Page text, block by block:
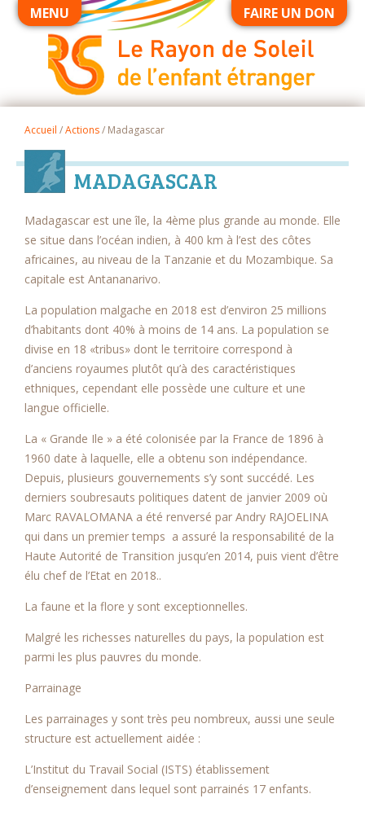
FAIRE UN DON
MENU
Accueil /Actions/ Madagascar
MADAGASCAR
Madagascar est une île, la 4ème plus grande au monde. Elle
se situe dans l’océan indien, à 400 km à l’est des côtes
africaines, au niveau de la Tanzanie et du Mozambique. Sa
capitale est Antananarivo.
La population malgache en 2018 est d’environ 25 millions
d’habitants dont 40% à moins de 14 ans. La population se
divise en 18 «tribus» dont le territoire correspond à
d’anciens royaumes plutôt qu’à des caractéristiques
ethniques, cependant elle possède une culture et une
langue officielle.
La « Grande Ile » a été colonisée par la France de 1896 à
1960 date à laquelle, elle a obtenu son indépendance.
Depuis, plusieurs gouvernements s’y sont succédé. Les
derniers soubresauts politiques datent de janvier 2009 où
Marc RAVALOMANA a été renversé par Andry RAJOELINA
qui dans un premier temps a assuré la responsabilité de la
Haute Autorité de Transition jusqu’en 2014, puis vient d’être
élu chef de l’Etat en 2018..
La faune et la flore y sont exceptionnelles.
Malgré les richesses naturelles du pays, la population est
parmi les plus pauvres du monde.
Parrainage
Les parrainages y sont très peu nombreux, aussi une seule
structure est actuellement aidée :
L’Institut du Travail Social (ISTS) établissement
d’enseignement dans lequel sont parrainés 17 enfants.